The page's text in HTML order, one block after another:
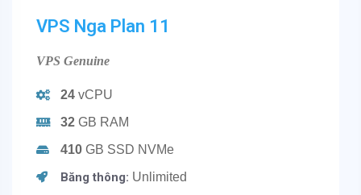
VPS Nga Plan 11
VPS Genuine
24 vCPU
32GB RAM
410GB SSD NVMe
Băng thông: Unlimited